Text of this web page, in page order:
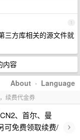
1
三方库相关的源文件就
内容
About · Language
续费代金券
、首尔、曼
可免费领取续费/
›